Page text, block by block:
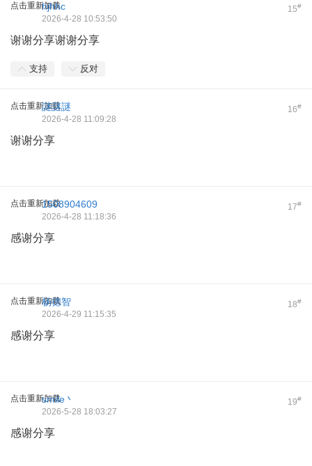
点击重新加载 15#
hjhhc
2026-4-28 10:53:50
谢谢分享谢谢分享
支持 反对
点击重新加载 16#
謎謎謎
2026-4-28 11:09:28
谢谢分享
点击重新加载 17#
1508904609
2026-4-28 11:18:36
感谢分享
点击重新加载 18#
杨德智
2026-4-29 11:15:35
感谢分享
点击重新加载 19#
smile丶
2026-5-28 18:03:27
感谢分享